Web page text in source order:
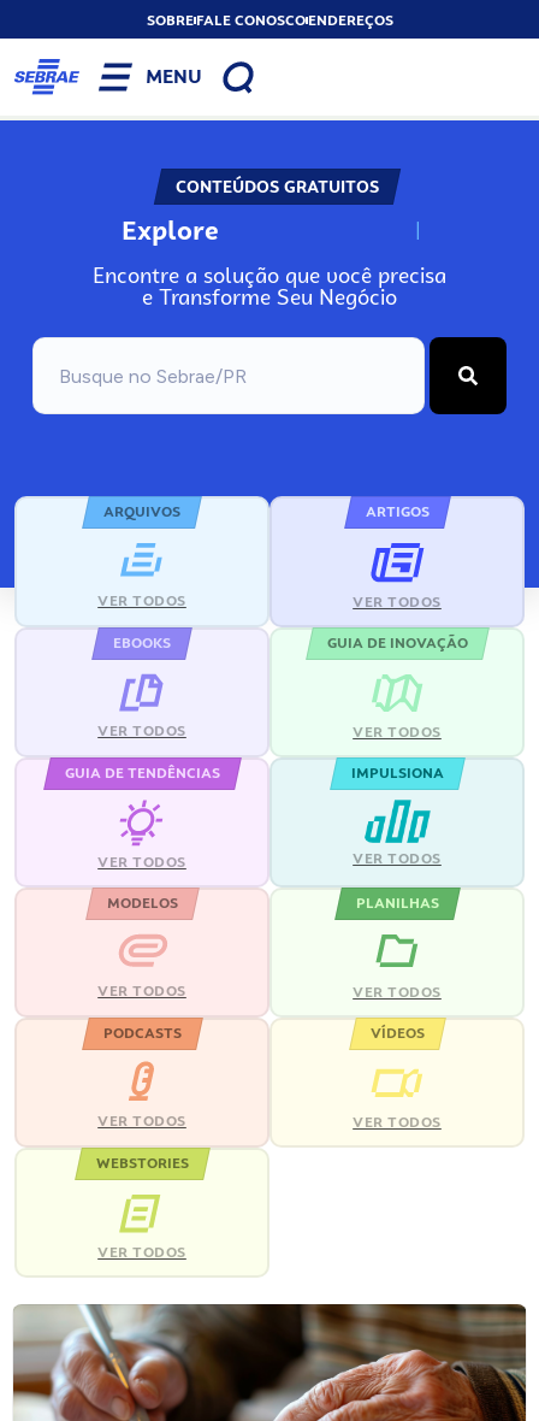
SOBREFALE CONOSCOENDEREÇOS
MENU
CONTEÚDOS GRATUITOS
Explore N
Encontre a solução que você precisa
e Transforme Seu Negócio
ARQUIVOS
VER TODOS
ARTIGOS
VER TODOS
EBOOKS
VER TODOS
GUIA DE INOVAÇÃO
VER TODOS
GUIA DE TENDÊNCIAS
VER TODOS
IMPULSIONA
VER TODOS
MODELOS
VER TODOS
PLANILHAS
VER TODOS
PODCASTS
VER TODOS
VÍDEOS
VER TODOS
WEBSTORIES
VER TODOS